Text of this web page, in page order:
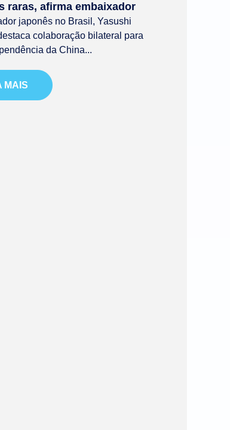
raras, afirma embaixador
japonês no Brasil, Yasushi
colaboração bilateral para
da China...
MAIS